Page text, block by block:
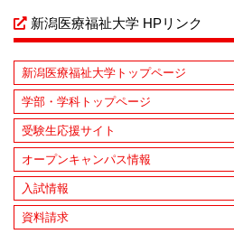
新潟医療福祉大学 HPリンク
新潟医療福祉大学トップページ
学部・学科トップページ
受験生応援サイト
オープンキャンパス情報
入試情報
資料請求